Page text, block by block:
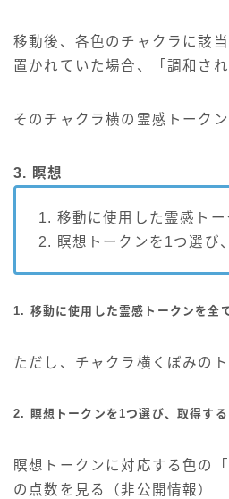
移動後、各色のチャクラに該
置かれていた場合、「調和さ
そのチャクラ横の霊感トークン
3. 瞑想
1. 移動に使用した霊感ト
2. 瞑想トークンを1つ選び
1. 移動に使用した霊感トークンを全
ただし、チャクラ横くぼみの
2. 瞑想トークンを1つ選び、取得する
瞑想トークンに対応する色の
の点数を見る（非公開情報）